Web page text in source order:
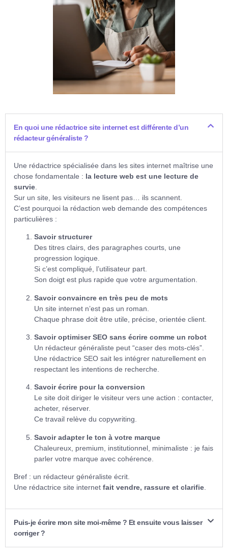
En quoi une rédactrice site internet est différente d’un
rédacteur généraliste ?
Une rédactrice spécialisée dans les sites internet maîtrise une
chose fondamentale : la lecture web est une lecture de
survie
Sur un site, les visiteurs ne lisent pas… ils scannent.
C’est pourquoi la rédaction web demande des compétences
particulières :
Savoir structurer
Des titres clairs, des paragraphes courts, une
progression logique.
Si c’est compliqué, l’utilisateur part.
Son doigt est plus rapide que votre argumentation.
Savoir convaincre en très peu de mots
Un site internet n’est pas un roman.
Chaque phrase doit être utile, précise, orientée client.
Savoir optimiser SEO sans écrire comme un robot
Un rédacteur généraliste peut “caser des mots-clés”.
Une rédactrice SEO sait les intégrer naturellement en
respectant les intentions de recherche.
Savoir écrire pour la conversion
Le site doit diriger le visiteur vers une action : contacter,
acheter, réserver.
Ce travail relève du copywriting.
Savoir adapter le ton à votre marque
Chaleureux, premium, institutionnel, minimaliste : je fais
parler votre marque avec cohérence.
Bref : un rédacteur généraliste écrit.
Une rédactrice site internet fait vendre, rassure et clarifie
Puis-je écrire mon site moi-même ? Et ensuite vous laisser
corriger ?